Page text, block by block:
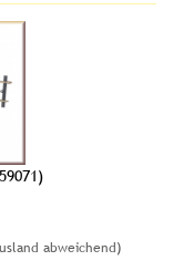
abweichend)